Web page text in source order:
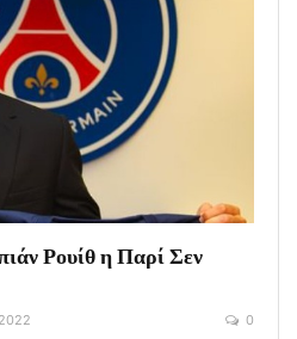
Ρουίθ η Παρί Σεν
0